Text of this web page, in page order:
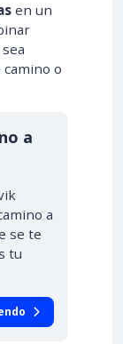
en un
camino o
a
a
se te
tu